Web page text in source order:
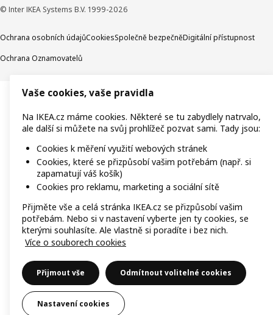
© Inter IKEA Systems B.V. 1999-2026
Ochrana osobních údajůCookiesSpolečně bezpečněDigitální přístupnost
Ochrana Oznamovatelů
Vaše cookies, vaše pravidla
Na IKEA.cz máme cookies. Některé se tu zabydlely natrvalo,
ale další si můžete na svůj prohlížeč pozvat sami. Tady jsou:
Cookies k měření využití webových stránek
Cookies, které se přizpůsobí vašim potřebám (např. si
zapamatují váš košík)
Cookies pro reklamu, marketing a sociální sítě
Přijměte vše a celá stránka IKEA.cz se přizpůsobí vašim
potřebám. Nebo si v nastavení vyberte jen ty cookies, se
kterými souhlasíte. Ale vlastně si poradíte i bez nich.
Více o souborech cookies
Přijmout vše Odmítnout volitelné cookies
Nastavení cookies